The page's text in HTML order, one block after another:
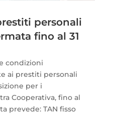
personali
fino al 31
condizioni
ai prestiti personali
per i
Cooperativa, fino al
prevede: TAN fisso